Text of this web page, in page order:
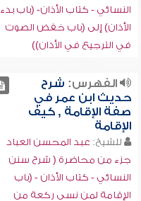
النسائي - كتاب الأذان- (باب بدء
الأذان) إلى (باب خفض الصوت
في الترجيع في الأذان))
الفهرس: شرح
حديث ابن عمر في
صفة الإقامة , كيف
الإقامة
للشيخ: عبد المحسن العباد
جزء من محاضرة ( شرح سنن
النسائي - كتاب الأذان - (باب
الإقامة لمن نسي ركعة من